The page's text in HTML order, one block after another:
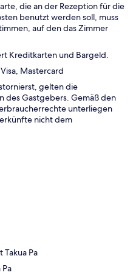
die an der Rezeption für die
benutzt werden soll, muss
auf den das Zimmer
Kreditkarten und Bargeld.
Mastercard
gelten die
des Gastgebers. Gemäß den
unterliegen
nicht dem
Takua Pa
Pa